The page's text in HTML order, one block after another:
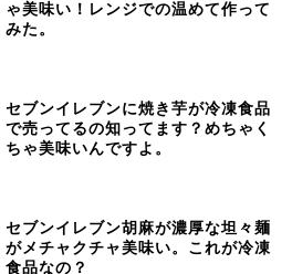
ゃ美味い！レンジでの温めて作って
みた。
セブンイレブンに焼き芋が冷凍食品
で売ってるの知ってます？めちゃく
ちゃ美味いんですよ。
セブンイレブン胡麻が濃厚な坦々麺
がメチャクチャ美味い。これが冷凍
食品なの？